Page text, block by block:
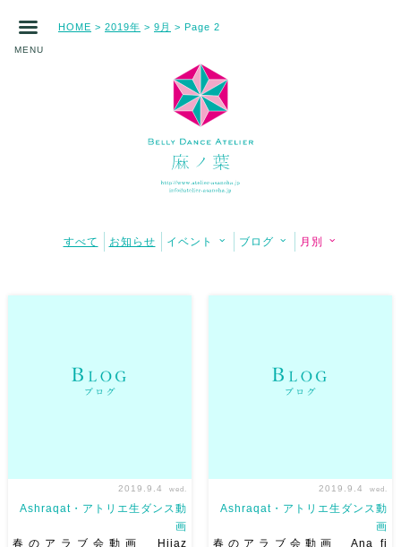
MENU
HOME > 2019年 > 9月 > Page 2
すべて お知らせ イベント ブログ 月別
2019.9.4 wed.
Ashraqat・アトリエ生ダンス動
画
春のアラブ会動画 Hijaz
2019.9.4 wed.
Ashraqat・アトリエ生ダンス動
画
春のアラブ会動画 Ana fi